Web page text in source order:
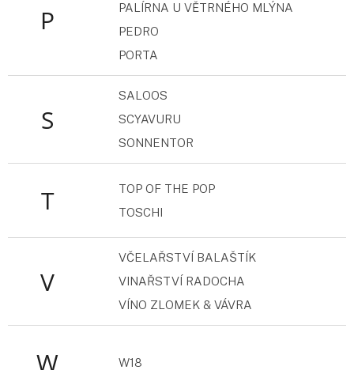
P
PALÍRNA U VĚTRNÉHO MLÝNA
PEDRO
PORTA
S
SALOOS
SCYAVURU
SONNENTOR
T
TOP OF THE POP
TOSCHI
V
VČELAŘSTVÍ BALAŠTÍK
VINAŘSTVÍ RADOCHA
VÍNO ZLOMEK & VÁVRA
W W18